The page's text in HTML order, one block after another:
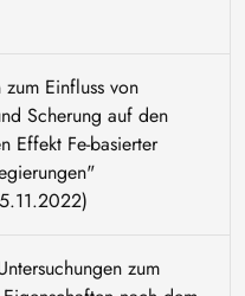
Einfluss von
Scherung auf den
Effekt Fe-basierter
zum